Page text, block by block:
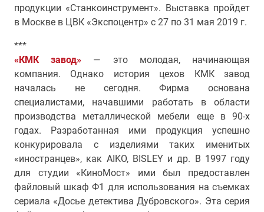
продукции «Станкоинструмент». Выставка пройдет
в Москве в ЦВК «Экспоцентр» с 27 по 31 мая 2019 г.
***
«КМК завод» — это молодая, начинающая
компания. Однако история цехов КМК завод
началась не сегодня. Фирма основана
специалистами, начавшими работать в области
производства металлической мебели еще в 90-х
годах. Разработанная ими продукция успешно
конкурировала с изделиями таких именитых
«иностранцев», как AIKO, BISLEY и др. В 1997 году
для студии «КиноМост» ими был предоставлен
файловый шкаф Ф1 для использования на съемках
сериала «Досье детектива Дубровского». Эта серия